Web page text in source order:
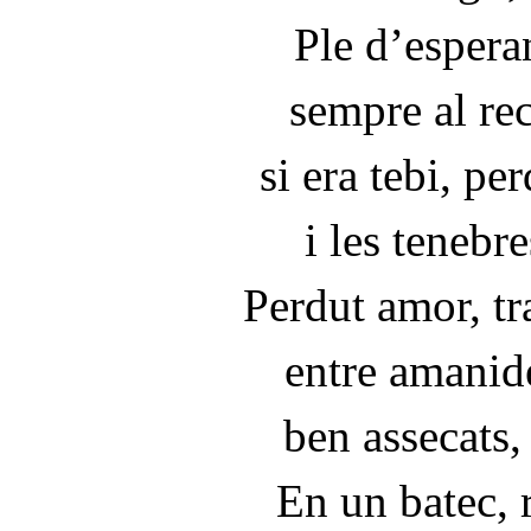
Ple
sempre al
si era tebi,
i les
Perdut amor,
entre
ben
En un batec,